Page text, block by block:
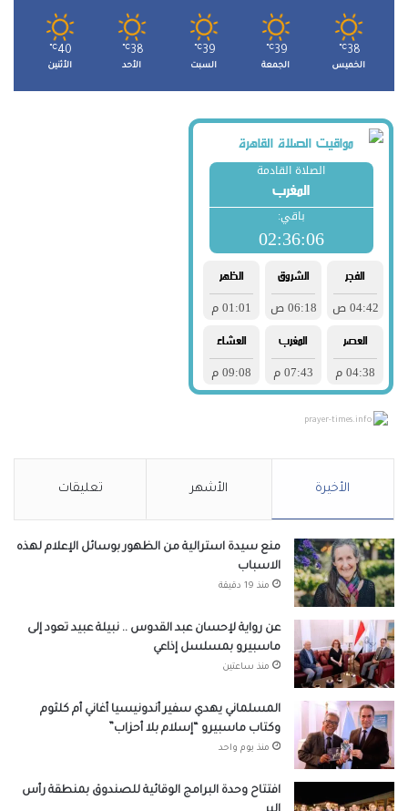
38
℃
الخميس
39
℃
الجمعة
39
℃
السبت
38
℃
الأحد
40
℃
الأثنين
prayer-times.info
الأخيرة الأشهر تعليقات
منع سيدة استرالية من الظهور بوسائل الإعلام لهذه
الاسباب
منذ 19 دقيقة
عن رواية لإحسان عبد القدوس .. نبيلة عبيد تعود إلى
ماسبيرو بمسلسل إذاعي
منذ ساعتين
المسلماني يهدي سفير أندونيسيا أغاني أم كلثوم
وكتاب ماسبيرو “إسلام بلا أحزاب”
منذ يوم واحد
افتتاح وحدة البرامج الوقائية للصندوق بمنطقة رأس